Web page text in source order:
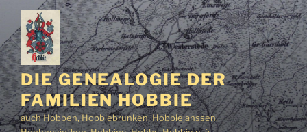
Zum
Inhalt
springen
DIE GENEALOGIE DER
FAMILIEN HOBBIE
auch Hobben, Hobbiebrunken, Hobbiejanssen,